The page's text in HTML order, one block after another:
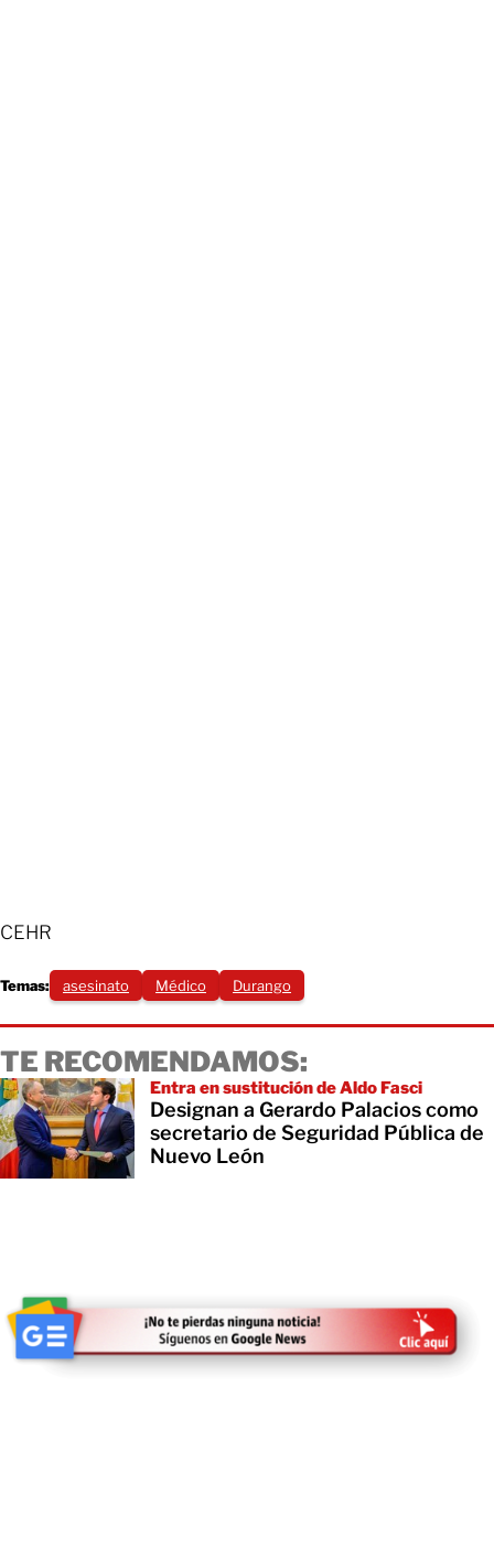
CEHR
Temas: asesinato Médico Durango
TE RECOMENDAMOS:
Entra en sustitución de Aldo Fasci
Designan a Gerardo Palacios como
secretario de Seguridad Pública de
Nuevo León